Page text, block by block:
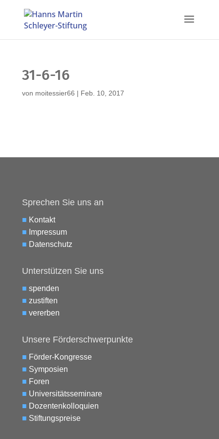
31-6-16
von moitessier66 | Feb. 10, 2017
Sprechen Sie uns an
■ Kontakt
■ Impressum
■ Datenschutz
Unterstützen Sie uns
■ spenden
■ zustiften
■ vererben
Unsere Förderschwerpunkte
■ Förder-Kongresse
■ Symposien
■ Foren
■ Universitätsseminare
■ Dozentenkolloquien
■ Stiftungspreise